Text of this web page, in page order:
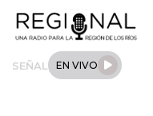
SEÑAL EN VIVO